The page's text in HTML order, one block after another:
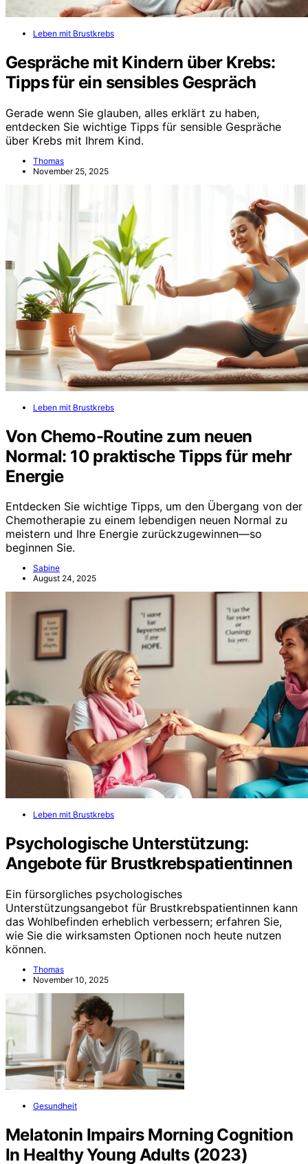
Leben mit Brustkrebs
Gespräche mit Kindern über Krebs:
Tipps für ein sensibles Gespräch
Gerade wenn Sie glauben, alles erklärt zu haben,
entdecken Sie wichtige Tipps für sensible Gespräche
über Krebs mit Ihrem Kind.
Thomas
November 25, 2025
Leben mit Brustkrebs
Von Chemo-Routine zum neuen
Normal: 10 praktische Tipps für mehr
Energie
Entdecken Sie wichtige Tipps, um den Übergang von der
Chemotherapie zu einem lebendigen neuen Normal zu
meistern und Ihre Energie zurückzugewinnen—so
beginnen Sie.
Sabine
August 24, 2025
Leben mit Brustkrebs
Psychologische Unterstützung:
Angebote für Brustkrebspatientinnen
Ein fürsorgliches psychologisches
Unterstützungsangebot für Brustkrebspatientinnen kann
das Wohlbefinden erheblich verbessern; erfahren Sie,
wie Sie die wirksamsten Optionen noch heute nutzen
können.
Thomas
November 10, 2025
Gesundheit
Melatonin Impairs Morning Cognition
In Healthy Young Adults (2023)